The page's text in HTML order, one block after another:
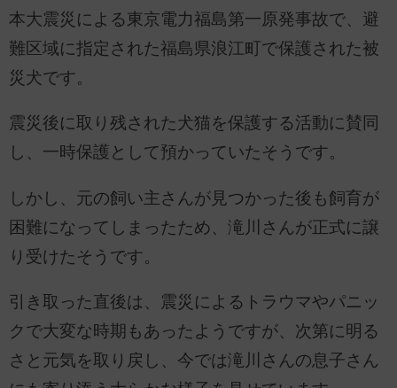
本大震災による東京電力福島第一原発事故で、避
難区域に指定された福島県浪江町で保護された被
災犬です。
震災後に取り残された犬猫を保護する活動に賛同
し、一時保護として預かっていたそうです。
しかし、元の飼い主さんが見つかった後も飼育が
困難になってしまったため、滝川さんが正式に譲
り受けたそうです。
引き取った直後は、震災によるトラウマやパニッ
クで大変な時期もあったようですが、次第に明る
さと元気を取り戻し、今では滝川さんの息子さん